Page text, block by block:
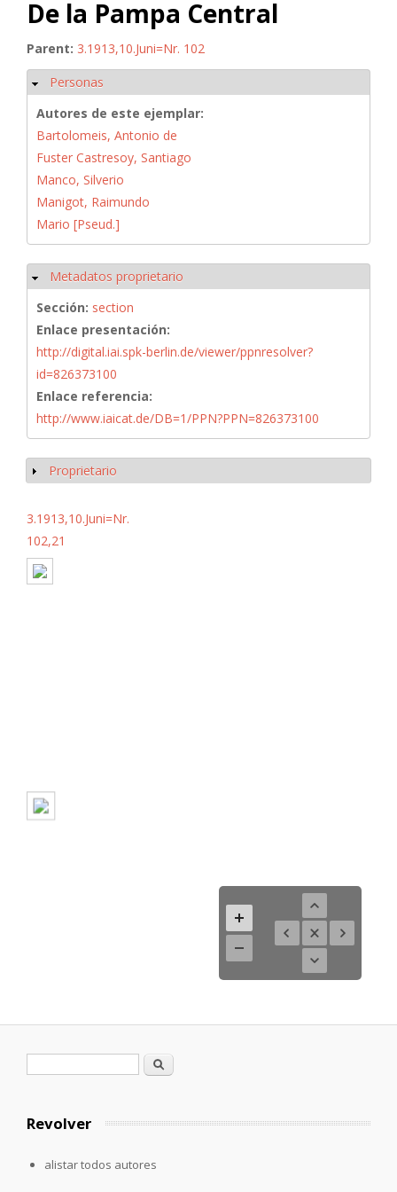
De la Pampa Central
Parent: 3.1913,10.Juni=Nr. 102
Ocultar
Personas
Autores de este ejemplar:
Bartolomeis, Antonio de
Fuster Castresoy, Santiago
Manco, Silverio
Manigot, Raimundo
Mario [Pseud.]
Ocultar
Metadatos proprietario
Sección: section
Enlace presentación:
http://digital.iai.spk-berlin.de/viewer/ppnresolver?
id=826373100
Enlace referencia:
http://www.iaicat.de/DB=1/PPN?PPN=826373100
Mostrar
Proprietario
3.1913,10.Juni=Nr.
102,21
Formulario de búsqueda
Buscar
Revolver
alistar todos autores